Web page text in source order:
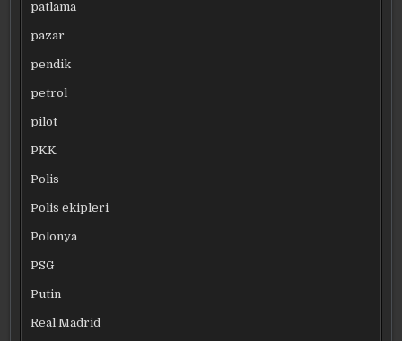
patlama
pazar
pendik
petrol
pilot
PKK
Polis
Polis ekipleri
Polonya
PSG
Putin
Real Madrid